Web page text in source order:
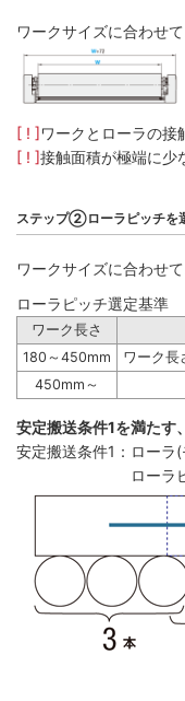
ワークサイズに合わせ
[ ! ]ワークとローラの接
[ ! ]接触面積が極端に少
ステップ②ローラピッチを
ワークサイズに合わせ
ローラピッチ選定基準
ワーク長さ
180～450mm
ワーク長
450mm～
安定搬送条件1を満たす
安定搬送条件1：ローラ
ローラ